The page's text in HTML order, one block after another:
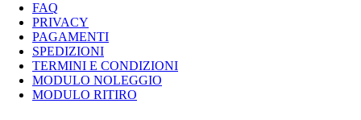
FAQ
PRIVACY
PAGAMENTI
SPEDIZIONI
TERMINI E CONDIZIONI
MODULO NOLEGGIO
MODULO RITIRO